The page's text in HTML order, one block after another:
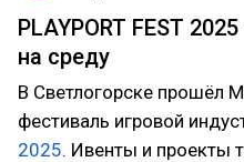
PLAYPORT FEST
на среду
В Светлогорске прошёл
фестиваль игровой
2025. Ивенты и проекты